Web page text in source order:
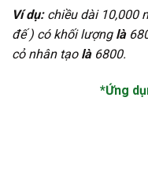
Ví dụ:chiều dài 10,000
đế ) có khối lượng là
cỏ nhân tạo là6800.
*Ứng